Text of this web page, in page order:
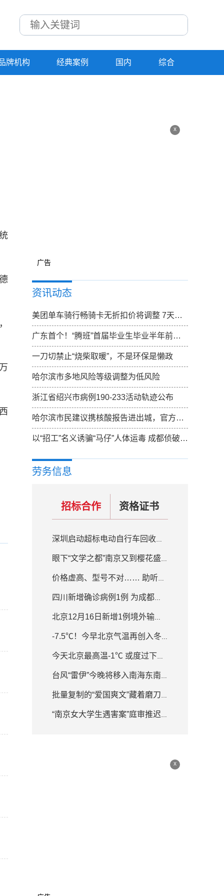
牌机构 经典案例 国内 综合
x
广告
资讯动态
美团单车骑行畅骑卡无折扣价将调整 7天卡无折扣价调整为15元
广东首个！“腾班”首届毕业生毕业半年前确定去向
一刀切禁止“烧柴取暖”，不是环保是懒政
哈尔滨市多地风险等级调整为低风险
浙江省绍兴市病例190-233活动轨迹公布
哈尔滨市民建议携核酸报告进出城，官方：已向上反映，一起期待结果
以“招工”名义诱骗“马仔”人体运毒 成都侦破特大跨国涉黑走私毒品案
劳务信息
招标合作 资格证书
深圳启动超标电动自行车回收置换补贴活动 补贴200元-800元不等
眼下“文学之都”南京又到樱花盛开的季节
价格虚高、型号不对…… 助听器质量良莠不齐
四川新增确诊病例1例 为成都入境人员隔离场所工作人员
北京12月16日新增1例境外输入确诊病例
-7.5℃！今早北京气温再创入冬新低 白天最高气温-1℃
今天北京最高温-1℃ 或度过下半年来最冷白天
台风“雷伊”今晚将移入南海东南部海面 强度逐渐增强
批量复制的“爱国爽文”藏着磨刀霍霍
“南京女大学生遇害案”庭审推迟 律师详解何为排除非法证据
x